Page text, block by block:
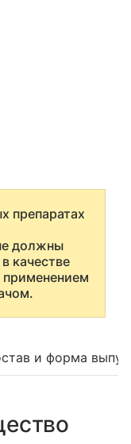
препаратах
должны
качестве
применением
и форма